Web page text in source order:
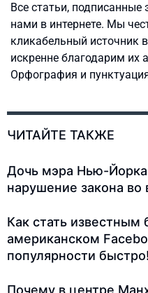
Все статьи,
нами в интернете. Мы
кликабельный источник
искренне благодарим их
Орфография и
ЧИТАЙТЕ ТАКЖЕ
Дочь мэра Нью-Йорка
нарушение закона во
Как стать известным
американском
популярности быстро!
Почему в центре